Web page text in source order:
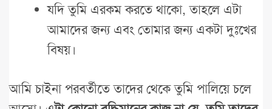
যদি তুমি এরকম করতে থাকো, তাহলে এটা
আমাদের জন্য এবং তোমার জন্য একটা দুঃখের
বিষয়।
আমি চাইনা পরবর্তীতে তাদের থেকে তুমি পালিয়ে চলে